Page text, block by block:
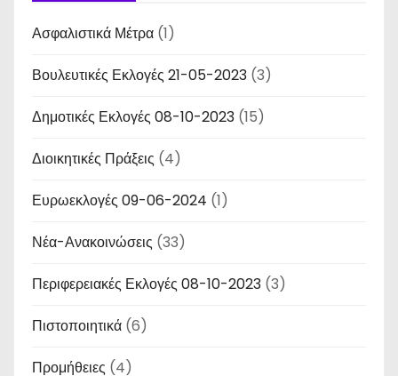
Ασφαλιστικά Μέτρα (1)
Βουλευτικές Εκλογές 21-05-2023 (3)
Δημοτικές Εκλογές 08-10-2023 (15)
Διοικητικές Πράξεις (4)
Ευρωεκλογές 09-06-2024 (1)
Νέα-Ανακοινώσεις (33)
Περιφερειακές Εκλογές 08-10-2023 (3)
Πιστοποιητικά (6)
Προμήθειες (4)